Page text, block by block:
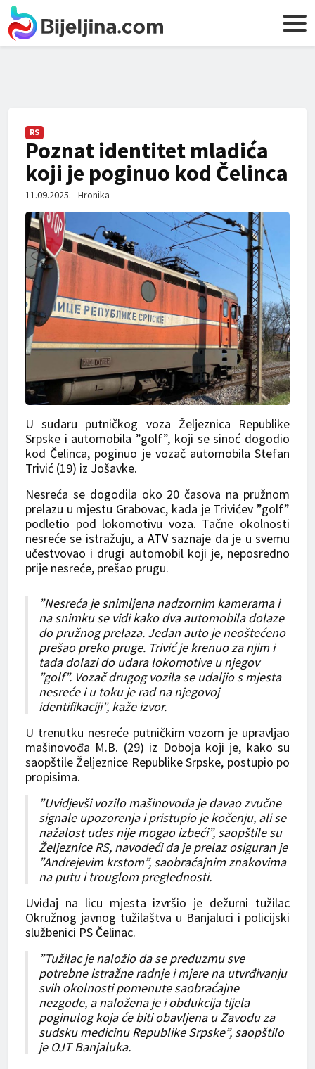
RS
Poznat identitet mladića
koji je poginuo kod Čelinca
11.09.2025. - Hronika
U sudaru putničkog voza Željeznica Republike
Srpske i automobila ”golf”, koji se sinoć dogodio
kod Čelinca, poginuo je vozač automobila Stefan
Trivić (19) iz Jošavke.
Nesreća se dogodila oko 20 časova na pružnom
prelazu u mjestu Grabovac, kada je Trivićev ”golf”
podletio pod lokomotivu voza. Tačne okolnosti
nesreće se istražuju, a ATVsaznaje da je u svemu
učestvovao i drugi automobil koji je, neposredno
prije nesreće, prešao prugu.
”Nesreća je snimljena nadzornim kamerama i
na snimku se vidi kako dva automobila dolaze
do pružnog prelaza. Jedan auto je neoštećeno
prešao preko pruge. Trivić je krenuo za njim i
tada dolazi do udara lokomotive u njegov
”golf”. Vozač drugog vozila se udaljio s mjesta
nesreće i u toku je rad na njegovoj
identifikaciji”, kaže izvor.
U trenutku nesreće putničkim vozom je upravljao
mašinovođa M.B. (29) iz Doboja koji je, kako su
saopštile Željeznice Republike Srpske, postupio po
propisima.
”Uvidjevši vozilo mašinovođa je davao zvučne
signale upozorenja i pristupio je kočenju, ali se
nažalost udes nije mogao izbeći”, saopštile su
Željeznice RS, navodeći da je prelaz osiguran je
”Andrejevim krstom”, saobraćajnim znakovima
na putu i trouglom preglednosti.
Uviđaj na licu mjesta izvršio je dežurni tužilac
Okružnog javnog tužilaštva u Banjaluci i policijski
službenici PS Čelinac.
”Tužilac je naložio da se preduzmu sve
potrebne istražne radnje i mjere na utvrđivanju
svih okolnosti pomenute saobraćajne
nezgode, a naložena je i obdukcija tijela
poginulog koja će biti obavljena u Zavodu za
sudsku medicinu Republike Srpske”, saopštilo
je OJT Banjaluka.